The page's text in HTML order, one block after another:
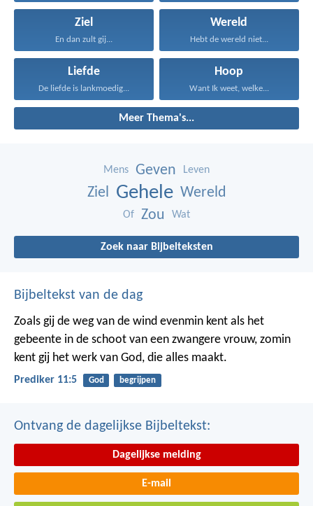
Ziel
En dan zult gij...
Wereld
Hebt de wereld niet...
Liefde
De liefde is lankmoedig...
Hoop
Want Ik weet, welke...
Meer Thema's...
Mens Geven Leven
Ziel Gehele Wereld
Of Zou Wat
Zoek naar Bijbelteksten
Bijbeltekst van de dag
Zoals gij de weg van de wind evenmin kent als het
gebeente in de schoot van een zwangere vrouw, zomin
kent gij het werk van God, die alles maakt.
Prediker 11:5 God begrijpen
Ontvang de dagelijkse Bijbeltekst:
Dagelijkse melding
E-mail